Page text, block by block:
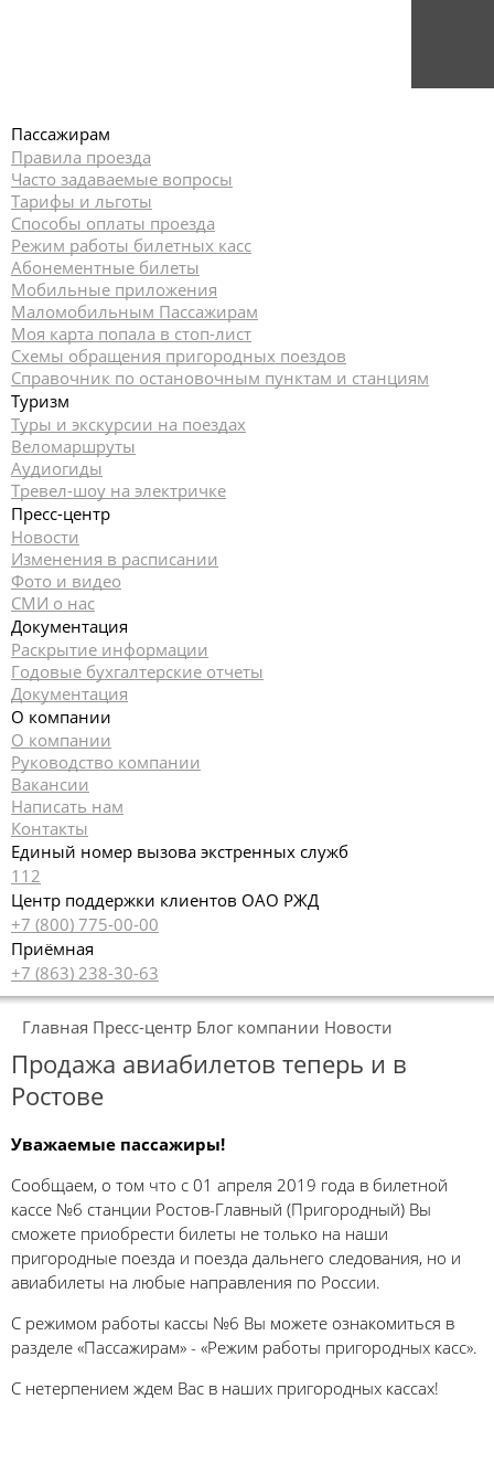
Пассажирам
Правила проезда
Часто задаваемые вопросы
Тарифы и льготы
Способы оплаты проезда
Режим работы билетных касс
Абонементные билеты
Мобильные приложения
Маломобильным Пассажирам
Моя карта попала в стоп-лист
Cхемы обращения пригородных поездов
Справочник по остановочным пунктам и станциям
Туризм
Туры и экскурсии на поездах
Веломаршруты
Аудиогиды
Тревел-шоу на электричке
Пресс-центр
Новости
Изменения в расписании
Фото и видео
СМИ о нас
Документация
Раскрытие информации
Годовые бухгалтерские отчеты
Документация
О компании
О компании
Руководство компании
Вакансии
Написать нам
Контакты
Единый номер вызова экстренных служб
112
Центр поддержки клиентов ОАО РЖД
+7 (800) 775-00-00
Приёмная
+7 (863) 238-30-63
Главная Пресс-центр Блог компании Новости
Продажа авиабилетов теперь и в
Ростове
Уважаемые пассажиры!
Сообщаем, о том что с 01 апреля 2019 года в билетной
кассе №6 станции Ростов-Главный (Пригородный) Вы
сможете приобрести билеты не только на наши
пригородные поезда и поезда дальнего следования, но и
авиабилеты на любые направления по России.
С режимом работы кассы №6 Вы можете ознакомиться в
разделе «Пассажирам» - «Режим работы пригородных касс».
С нетерпением ждем Вас в наших пригородных кассах!